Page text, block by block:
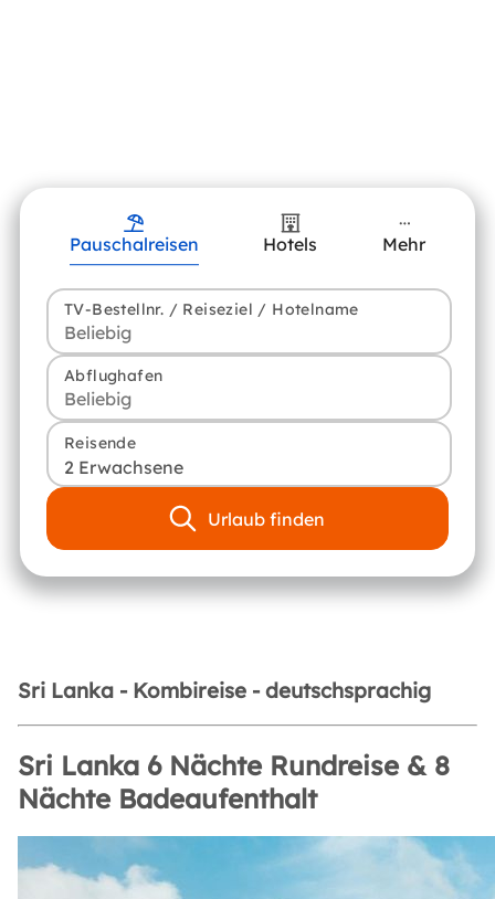
Pauschalreisen Hotels Mehr
TV-Bestellnr. / Reiseziel / Hotelname
Abflughafen
Reisende
2 Erwachsene
Urlaub finden
Sri Lanka - Kombireise - deutschsprachig
Sri Lanka 6 Nächte Rundreise & 8
Nächte Badeaufenthalt